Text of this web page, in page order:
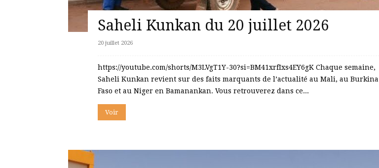
Saheli Kunkan du 20 juillet 2026
20 juillet 2026
https://youtube.com/shorts/M3LVgT1Y-30?si=BM41xrfIxs4EY6gK Chaque semaine,
Saheli Kunkan revient sur des faits marquants de l’actualité au Mali, au Burkina
Faso et au Niger en Bamanankan. Vous retrouverez dans ce...
Voir